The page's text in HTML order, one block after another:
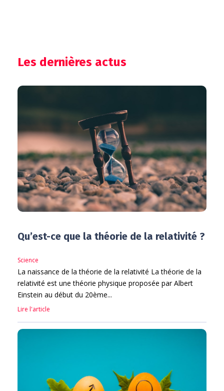
Les dernières actus
Qu’est-ce que la théorie de la relativité ?
Science
La naissance de la théorie de la relativité La théorie de la
relativité est une théorie physique proposée par Albert
Einstein au début du 20ème...
Lire l'article